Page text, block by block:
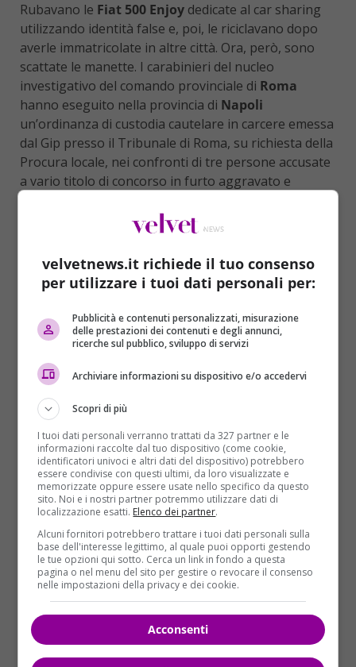
Rubavano le Fiat 500 Enjoy dedicate al car sharing
utilizzando identità false e, poi, le riciclavano dopo
averle immatricolate in altre città. Ora, però, sono
scattate le manette. I carabinieri del nucleo
investigativo del comando provinciale di Roma
hanno eseguito nella provincia di Napoli
un’ordinanza di custodia cautelare in carcere emessa
dal Gip presso il Tribunale di Roma, su richiesta della
Procura locale, nei confronti di tre persone accusate
a vario titolo di concorso in furto aggravato e
simulazione di reato aggravata e continuata.
denuncia presentata dai rappresentanti legali diEni
Spa, titolare del servizio di car sharing “Enjoy”,
danno di oltre un milione e mezzo di euro.
modalità attraverso cui veniva eseguito il reato: gli
indagati creavano un account sul portale
www.enjoy.eni.com
persone, cui avevano fraudolentemente carpito i dati
in precedenza. In questo modo, riuscivano ad entrare
in possesso delle Fiat 500, nelle quali
manomettevano il computer di bordo con il relativo
dispositivo di geo-localizzazione (ed anche un
secondo dispositivo di geo-localizzazione installato
dalla società titolare del servizio alla luce dei primi
furti subiti), rendendole invisibili alla sala operativa
dell’azienda. A quel punto, la Fiat 500 veniva portata
nel napoletano, smontata rapidamente in tutte le
sue componenti e avviata al mercato parallelo dei
pezzi di ricambio.
velvetnews.it richiede il tuo consenso
per utilizzare i tuoi dati personali per:
Pubblicità e contenuti personalizzati, misurazione
delle prestazioni dei contenuti e degli annunci,
ricerche sul pubblico, sviluppo di servizi
Archiviare informazioni su dispositivo e/o accedervi
Scopri di più
I tuoi dati personali verranno trattati da 327 partner e le
informazioni raccolte dal tuo dispositivo (come cookie,
identificatori univoci e altri dati del dispositivo) potrebbero
essere condivise con questi ultimi, da loro visualizzate e
memorizzate oppure essere usate nello specifico da questo
sito. Noi e i nostri partner potremmo utilizzare dati di
localizzazione esatti. Elenco dei partner.
Alcuni fornitori potrebbero trattare i tuoi dati personali sulla
base dell'interesse legittimo, al quale puoi opporti gestendo
le tue opzioni qui sotto. Cerca un link in fondo a questa
pagina o nel menu del sito per gestire o revocare il consenso
nelle impostazioni della privacy e dei cookie.
Acconsenti